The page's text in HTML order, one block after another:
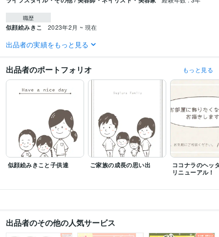
職歴
似顔絵みきこ 2023年2月 ~ 現在
受賞歴
ンズ入り
ク】ゴールド入り
ココナラ【出品者ランク】プラチナ✨
お絵かきムービー
クリエイター®︎認定証受賞
お絵かきムービークリエイター®︎上位クラス進
ビジネス・クリエイティブツール
ibisPaint:5年
得意分野
イラスト作成・漫画制作 デジタル似顔絵
似顔絵 アイコン
デザイン制作 シンプルで読みやすいチラシを作成
出品者の実績をもっと見る
出品者のポートフォリオ もっと見る
似顔絵みきこと子供達 ご家族の成長の思い出
ココナラのヘッ
リニューアル！
出品者のその他の人気サービス